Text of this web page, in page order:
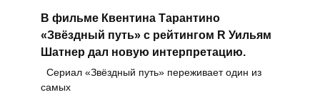
В фильме Квентина Тарантино
«Звёздный путь» с рейтингом R Уильям
Шатнер дал новую интерпретацию.
Сериал «Звёздный путь» переживает один из
самых